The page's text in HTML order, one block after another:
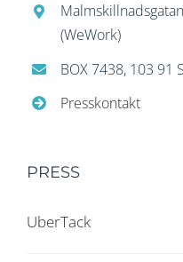
(WeWork)
BOX 7438, 103 91
Presskontakt
PRESS
UberTack